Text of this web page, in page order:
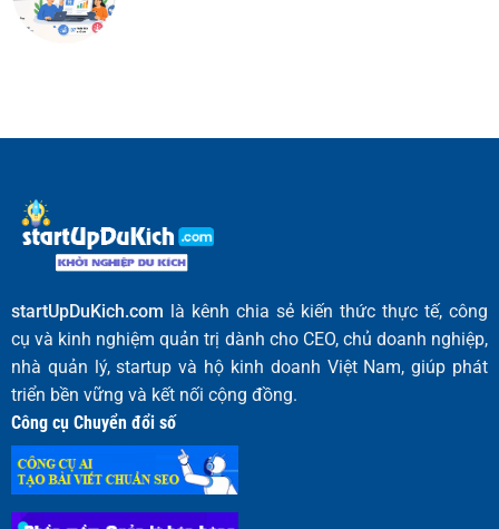
startUpDuKich.com là kênh chia sẻ kiến thức thực tế, công
cụ và kinh nghiệm quản trị dành cho CEO, chủ doanh nghiệp,
nhà quản lý, startup và hộ kinh doanh Việt Nam, giúp phát
triển bền vững và kết nối cộng đồng.
Công cụ Chuyển đổi số